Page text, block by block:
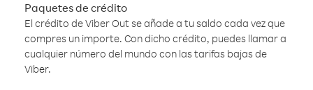
Paquetes de crédito
El crédito de Viber Out se añade a tu saldo cada vez que
compres un importe. Con dicho crédito, puedes llamar a
cualquier número del mundo con las tarifas bajas de
Viber.